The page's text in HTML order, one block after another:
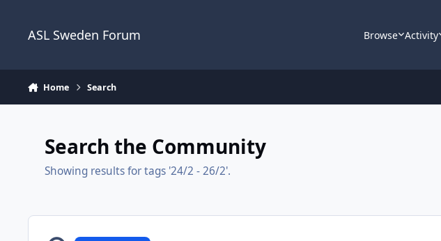
ASL Sweden Forum Browse Activity
Home Search
Search the Community
Showing results for tags '24/2 - 26/2'.